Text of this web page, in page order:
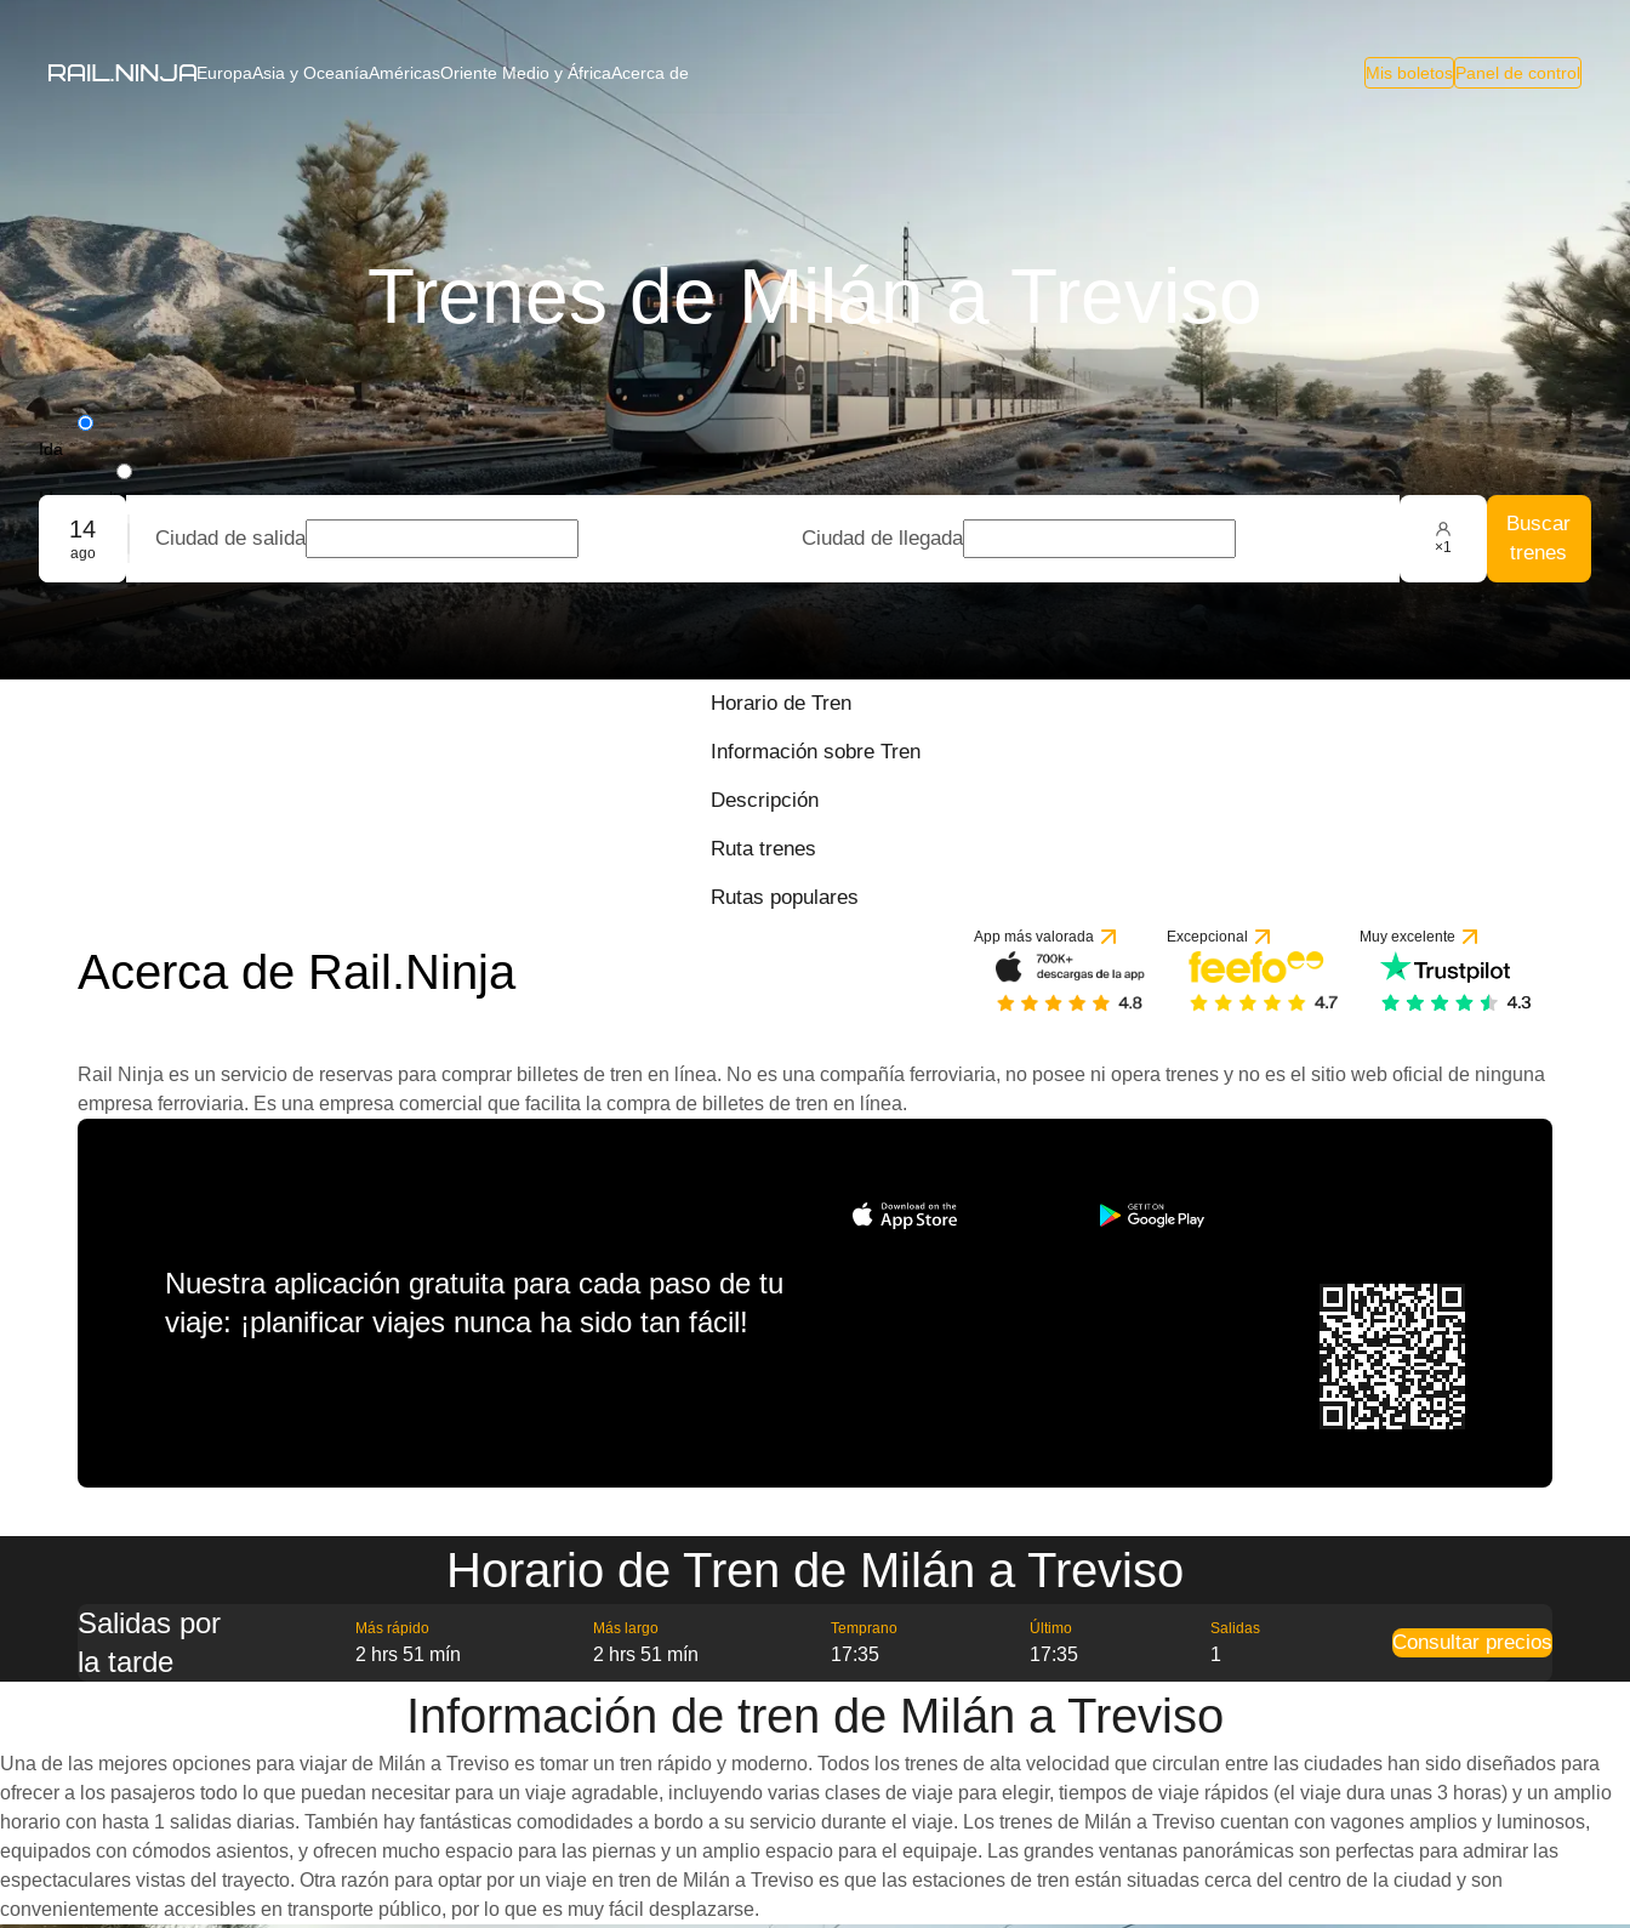
EuropaAsia y OceaníaAméricasOriente Medio y ÁfricaAcerca de Mis boletosPanel de control
Trenes de Milán a Treviso
Ida
Ida y vuelta
Reserva grupal
14
ago
Ciudad de salida Ciudad de llegada ×1
Buscar
trenes
Horario de Tren
Información sobre Tren
Descripción
Ruta trenes
Rutas populares
Acerca de Rail.Ninja
App más valorada Excepcional Muy excelente
Rail Ninja es un servicio de reservas para comprar billetes de tren en línea. No es una compañía ferroviaria, no posee ni opera trenes y no es el sitio web oficial de ninguna
empresa ferroviaria. Es una empresa comercial que facilita la compra de billetes de tren en línea.
Nuestra aplicación gratuita para cada paso de tu
viaje: ¡planificar viajes nunca ha sido tan fácil!
Horario de Tren de Milán a Treviso
Salidas por
la tarde
Más rápido
2 hrs 51 mín
Más largo
2 hrs 51 mín
Temprano
17:35
Último
17:35
Salidas
1
Consultar precios
Información de tren de Milán a Treviso
Una de las mejores opciones para viajar de Milán a Treviso es tomar un tren rápido y moderno. Todos los trenes de alta velocidad que circulan entre las ciudades han sido diseñados para
ofrecer a los pasajeros todo lo que puedan necesitar para un viaje agradable, incluyendo varias clases de viaje para elegir, tiempos de viaje rápidos (el viaje dura unas 3 horas) y un amplio
horario con hasta 1 salidas diarias. También hay fantásticas comodidades a bordo a su servicio durante el viaje. Los trenes de Milán a Treviso cuentan con vagones amplios y luminosos,
equipados con cómodos asientos, y ofrecen mucho espacio para las piernas y un amplio espacio para el equipaje. Las grandes ventanas panorámicas son perfectas para admirar las
espectaculares vistas del trayecto. Otra razón para optar por un viaje en tren de Milán a Treviso es que las estaciones de tren están situadas cerca del centro de la ciudad y son
convenientemente accesibles en transporte público, por lo que es muy fácil desplazarse.